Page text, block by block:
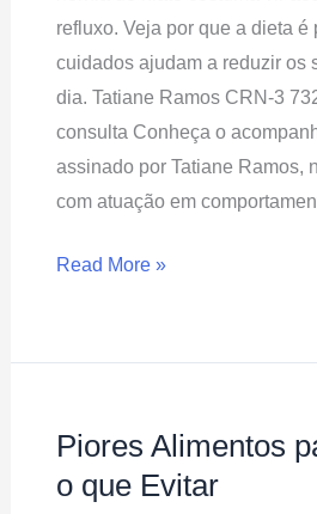
refluxo. Veja por que a dieta é
cuidados ajudam a reduzir os
dia. Tatiane Ramos CRN-3
consulta Conheça o
assinado por Tatiane Ramos,
com atuação em
Alimentares
Read More »
Piores Alimentos
o que Evitar
Piores
Alimentos